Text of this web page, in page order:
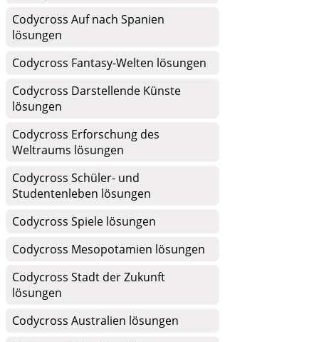
Codycross Auf nach Spanien
lösungen
Codycross Fantasy-Welten lösungen
Codycross Darstellende Künste
lösungen
Codycross Erforschung des
Weltraums lösungen
Codycross Schüler- und
Studentenleben lösungen
Codycross Spiele lösungen
Codycross Mesopotamien lösungen
Codycross Stadt der Zukunft
lösungen
Codycross Australien lösungen